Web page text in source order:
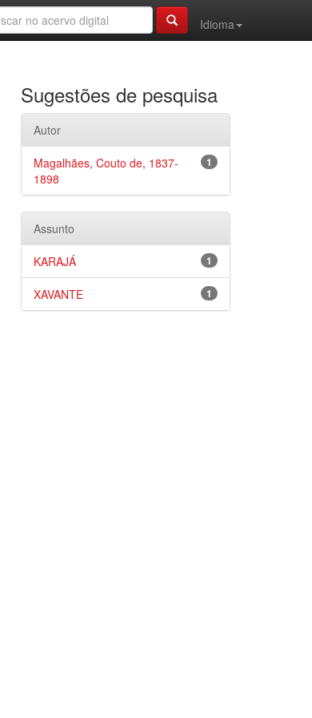
Idioma
Sugestões de pesquisa
Autor
1
Magalhães, Couto de, 1837-
1898
Assunto
1
KARAJÁ
1
XAVANTE